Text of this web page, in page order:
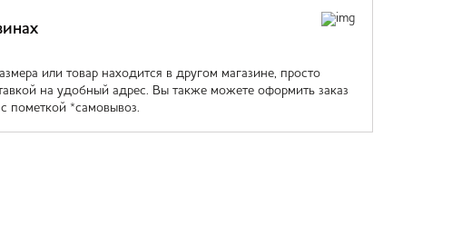
или товар находится в другом магазине, просто
на удобный адрес. Вы также можете оформить заказ
пометкой *самовывоз.